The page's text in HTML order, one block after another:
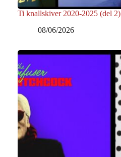
Ti knallskiver 2020-2025 (del 2)
08/06/2026